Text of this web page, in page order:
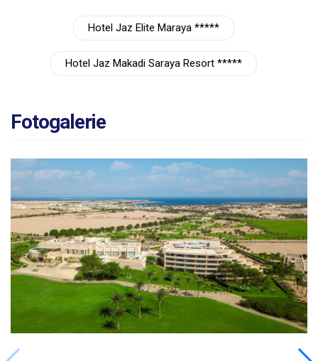
Hotel Jaz Elite Maraya *****
Hotel Jaz Makadi Saraya Resort *****
Fotogalerie